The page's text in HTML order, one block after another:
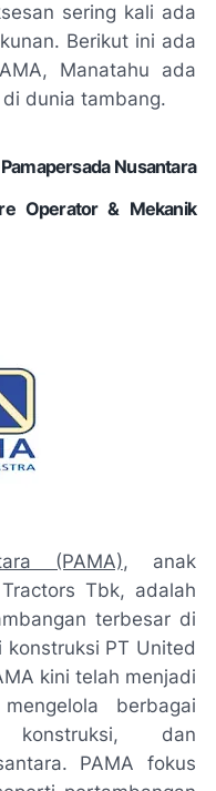
sering kali ada
Berikut ini ada
Manatahu ada
dunia tambang.
Nusantara
Operator & Mekanik
(PAMA), anak
Tbk, adalah
terbesar di
PT United
kini telah menjadi
berbagai
konstruksi, dan
PAMA fokus